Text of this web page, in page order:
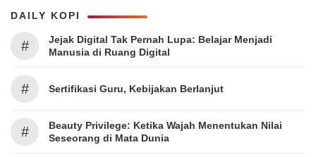
DAILY KOPI
#
Jejak Digital Tak Pernah Lupa: Belajar Menjadi
Manusia di Ruang Digital
# Sertifikasi Guru, Kebijakan Berlanjut
#
Beauty Privilege: Ketika Wajah Menentukan Nilai
Seseorang di Mata Dunia